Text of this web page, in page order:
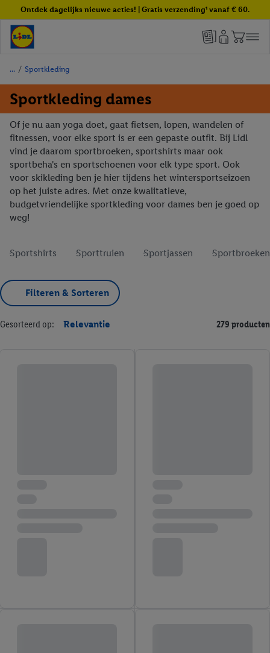
Ontdek dagelijks nieuwe acties! | Gratis verzending¹ vanaf € 60.
/ Sportkleding
Sportkleding dames
Of je nu aan yoga doet, gaat fietsen, lopen, wandelen of
fitnessen, voor elke sport is er een gepaste outfit. Bij Lidl
vind je daarom sportbroeken, sportshirts maar ook
sportbeha's en sportschoenen voor elk type sport. Ook
voor skikleding ben je hier tijdens het wintersportseizoen
op het juiste adres. Met onze kwalitatieve,
budgetvriendelijke sportkleding voor dames ben je goed op
weg!
Sportshirts Sporttruien Sportjassen
Filteren & Sorteren
Gesorteerd op: Relevantie 279 producten